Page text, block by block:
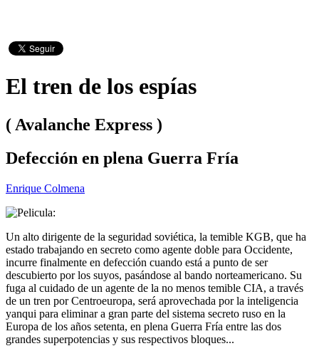
El tren de los espías
( Avalanche Express )
Defección en plena Guerra Fría
Enrique Colmena
Un alto dirigente de la seguridad soviética, la temible KGB, que ha
estado trabajando en secreto como agente doble para Occidente,
incurre finalmente en defección cuando está a punto de ser
descubierto por los suyos, pasándose al bando norteamericano. Su
fuga al cuidado de un agente de la no menos temible CIA, a través
de un tren por Centroeuropa, será aprovechada por la inteligencia
yanqui para eliminar a gran parte del sistema secreto ruso en la
Europa de los años setenta, en plena Guerra Fría entre las dos
grandes superpotencias y sus respectivos bloques...